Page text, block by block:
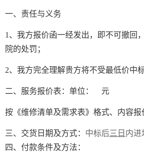
一、责任与义务
1、我方报价函一经发出，即不可撤回
院的处罚；
2、我方完全理解贵方将不受最低价中
二、服务报价表：单位： 元
按《维修清单及需求表》 格式、内容报
三、交货日期及方式： 中标后三日 内进
四、付款条件及方法：